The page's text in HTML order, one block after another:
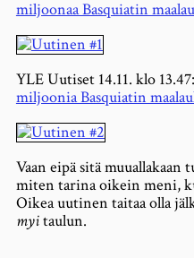
miljoonaa Basquiatin
YLE Uutiset 14.11. klo 13.47:
miljoonia Basquiatin
Vaan eipä sitä
miten tarina oikein meni,
Oikea uutinen taitaa olla
myitaulun.